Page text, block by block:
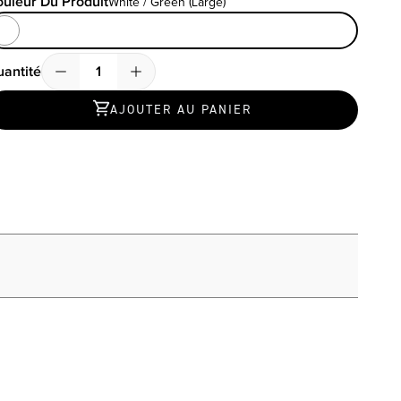
White / Green (Large)
Du Produit
White / Green (Large)
Quantité
AJOUTER AU PANIER